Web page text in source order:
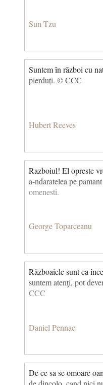
Sun Tzu
Suntem în război cu
pierduți. © CCC
Hubert Reeves
Razboiul! El opreste
a-ndaratelea pe
omenesti.
George Toparceanu
Războaiele sunt ca
suntem atenţi, pot
CCC
Daniel Pennac
De ce sa se omoare